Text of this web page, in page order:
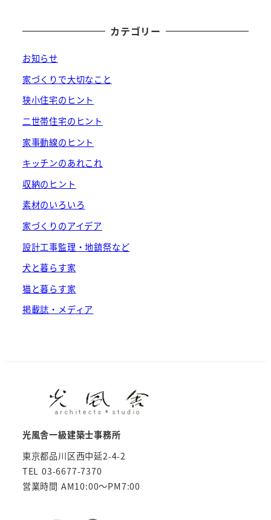
カテゴリー
お知らせ
家づくりで大切なこと
狭小住宅のヒント
二世帯住宅のヒント
家事動線のヒント
キッチンのあれこれ
収納のヒント
素材のいろいろ
家づくりのアイデア
設計工事監理・地鎮祭など
犬と暮らす家
猫と暮らす家
掲載誌・メディア
光風舎一級建築士事務所
東京都品川区西中延2-4-2
TEL 03-6677-7370
営業時間 AM10:00～PM7:00